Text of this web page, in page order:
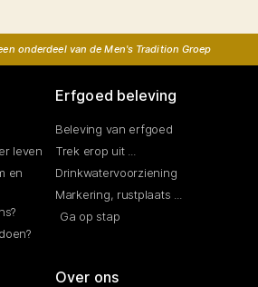
onderdeel van de Men's Tradition Groep
leven
en
Erfgoed beleving
Beleving van erfgoed
Trek erop uit ...
Drinkwatervoorziening
Markering, rustplaats ...
Ga op stap
Over ons